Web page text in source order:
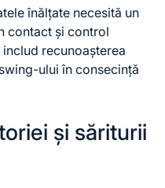
înălțate necesită un
contact și control
recunoașterea
ului în consecință
și săriturii